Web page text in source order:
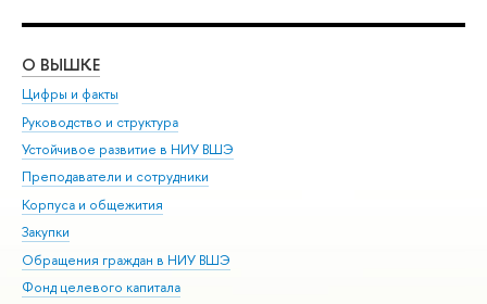
О ВЫШКЕ
Цифры и факты
Руководство и структура
Устойчивое развитие в НИУ ВШЭ
Преподаватели и сотрудники
Корпуса и общежития
Закупки
Обращения граждан в НИУ ВШЭ
Фонд целевого капитала